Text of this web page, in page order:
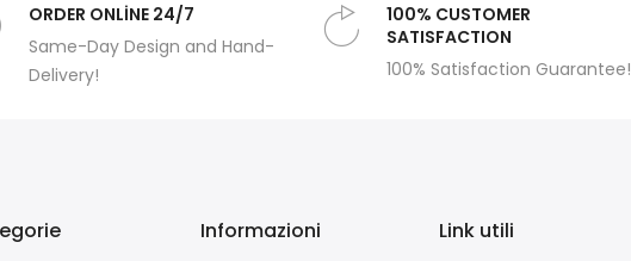
ORDER ONLİNE 24/7
Same-Day Design and Hand-
Delivery!
100% CUSTOMER
SATISFACTION
100% Satisfaction Guarantee!
Informazioni Link utili